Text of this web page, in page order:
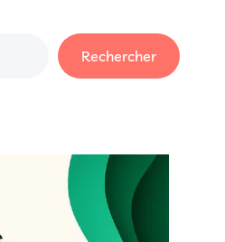
Rechercher